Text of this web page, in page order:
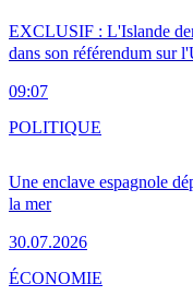
EXCLUSIF : L'Islande
dans son référendum sur
09:07
Une enclave espagnole
la mer
30.07.2026
POLITIQUE
ÉCONOMIE